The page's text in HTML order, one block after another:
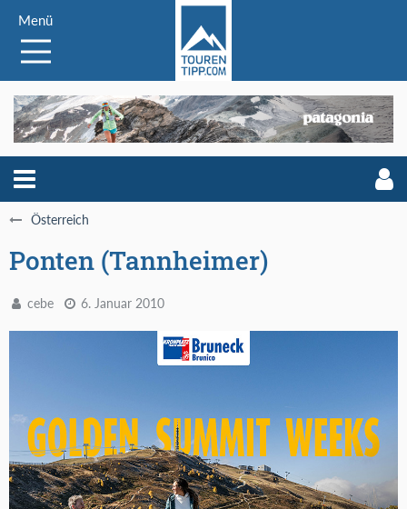
Menü
Österreich
Ponten (Tannheimer)
cebe 6. Januar 2010